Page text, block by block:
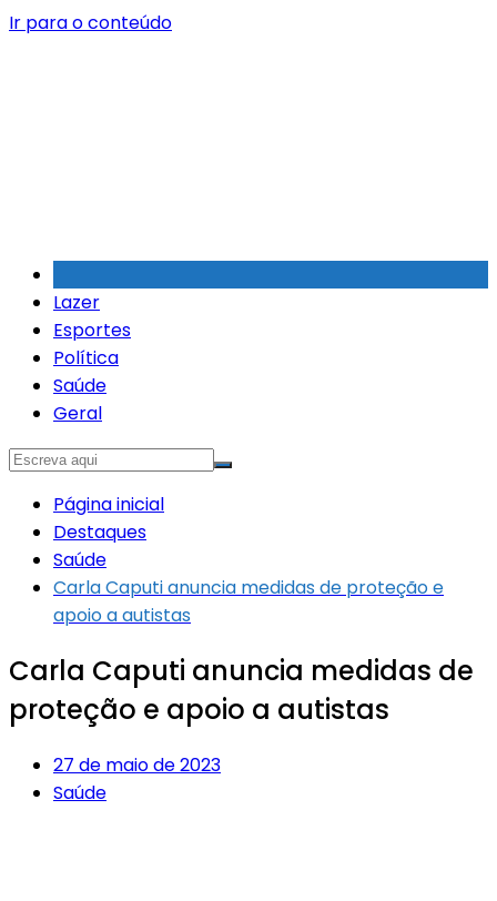
Ir para o conteúdo
Lazer
Esportes
Política
Saúde
Geral
Página inicial
Destaques
Saúde
Carla Caputi anuncia medidas de proteção e
apoio a autistas
Carla Caputi anuncia medidas de
proteção e apoio a autistas
27 de maio de 2023
Saúde